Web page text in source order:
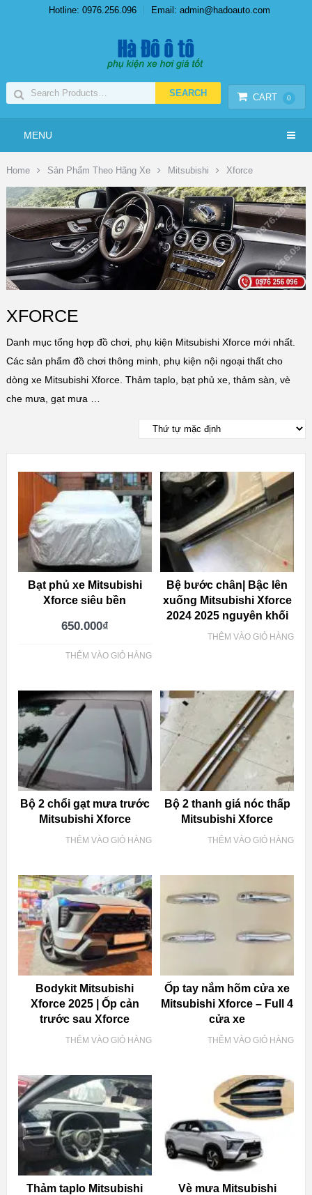
Hotline: 0976.256.096 Email: admin@hadoauto.com
CART 0
MENU
Home Sản Phẩm Theo Hãng Xe Mitsubishi Xforce
XFORCE
Danh mục tổng hợp đồ chơi, phụ kiện Mitsubishi Xforce mới nhất.
Các sản phẩm đồ chơi thông minh, phụ kiện nội ngoại thất cho
dòng xe Mitsubishi Xforce. Thảm taplo, bạt phủ xe, thảm sàn, vè
che mưa, gạt mưa …
Bạt phủ xe Mitsubishi
Xforce siêu bền
650.000₫
THÊM VÀO GIỎ HÀNG
Bệ bước chân| Bậc lên
xuống Mitsubishi Xforce
2024 2025 nguyên khối
THÊM VÀO GIỎ HÀNG
Bộ 2 chổi gạt mưa trước
Mitsubishi Xforce
THÊM VÀO GIỎ HÀNG
Bộ 2 thanh giá nóc thấp
Mitsubishi Xforce
THÊM VÀO GIỎ HÀNG
Bodykit Mitsubishi
Xforce 2025 | Ốp cản
trước sau Xforce
THÊM VÀO GIỎ HÀNG
Ốp tay nắm hõm cửa xe
Mitsubishi Xforce – Full 4
cửa xe
THÊM VÀO GIỎ HÀNG
Thảm taplo Mitsubishi
Vè mưa Mitsubishi